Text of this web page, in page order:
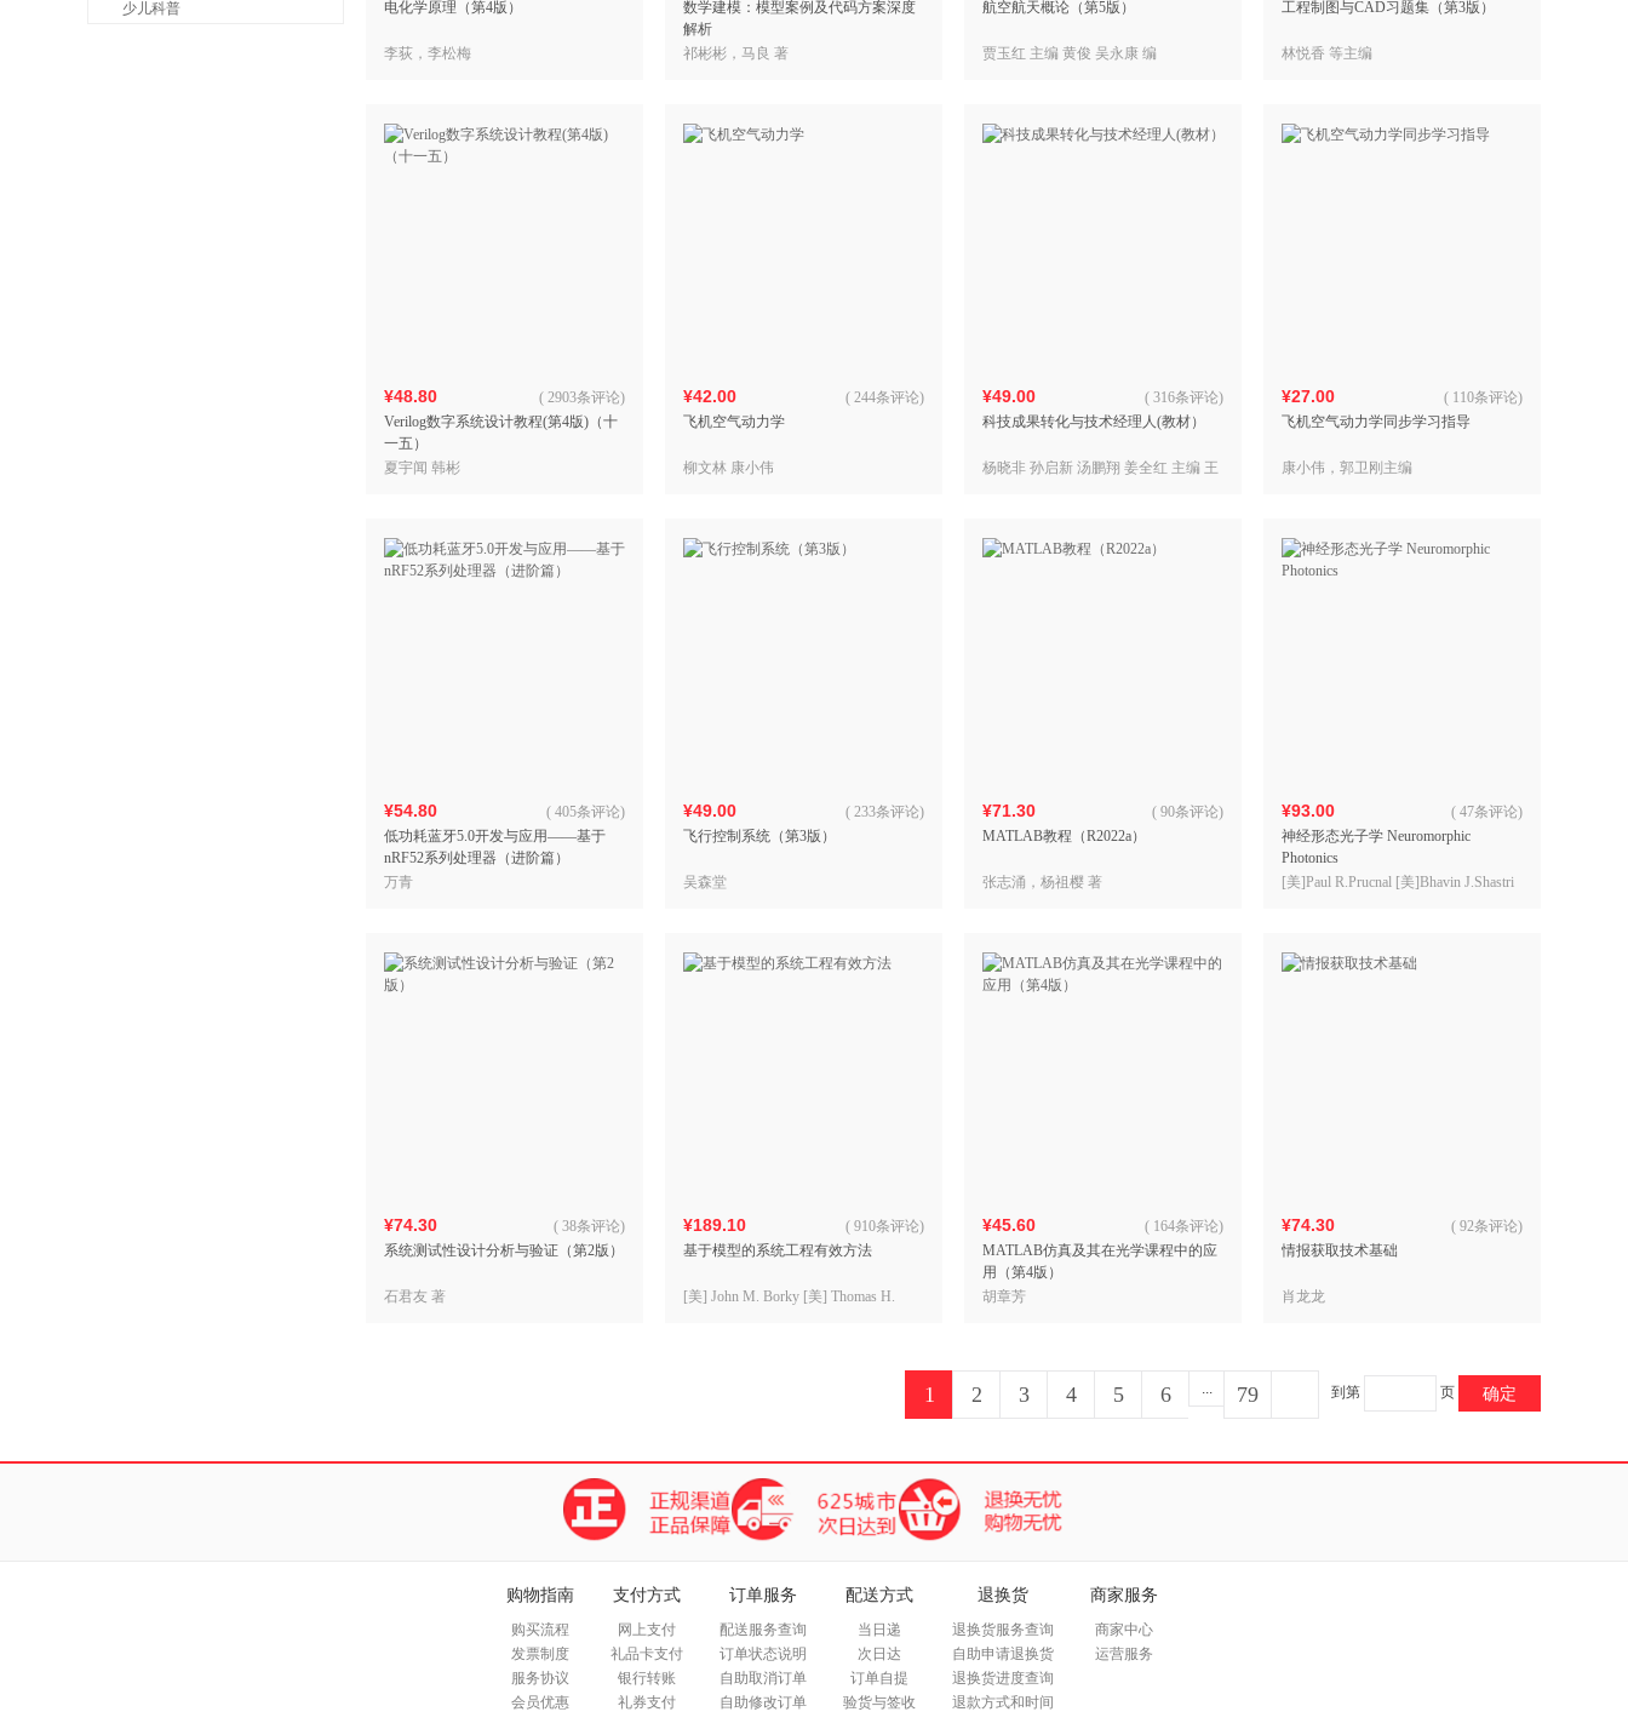
少儿科普
电化学原理（第4版）
李荻，李松梅
数学建模：模型案例及代码方案深度
解析
祁彬彬，马良 著
航空航天概论（第5版）
贾玉红 主编 黄俊 吴永康 编
工程制图与CAD习题集（第3版）
林悦香 等主编
¥48.80
Verilog数字系统设计教程(第4版)（十
一五）
( 2903条评论)
夏宇闻 韩彬
¥42.00
飞机空气动力学
( 244条评论)
柳文林 康小伟
¥49.00
科技成果转化与技术经理人(教材）
( 316条评论)
杨晓非 孙启新 汤鹏翔 姜全红 主编 王
¥27.00
飞机空气动力学同步学习指导
( 110条评论)
康小伟，郭卫刚主编
¥54.80
低功耗蓝牙5.0开发与应用——基于
nRF52系列处理器（进阶篇）
( 405条评论)
万青
¥49.00
飞行控制系统（第3版）
( 233条评论)
吴森堂
¥71.30
MATLAB教程（R2022a）
( 90条评论)
张志涌，杨祖樱 著
¥93.00
神经形态光子学 Neuromorphic
Photonics
( 47条评论)
[美]Paul R.Prucnal [美]Bhavin J.Shastri
¥74.30
系统测试性设计分析与验证（第2版）
( 38条评论)
石君友 著
¥189.10
基于模型的系统工程有效方法
( 910条评论)
[美] John M. Borky [美] Thomas H.
¥45.60
MATLAB仿真及其在光学课程中的应
用（第4版）
( 164条评论)
胡章芳
¥74.30
情报获取技术基础
( 92条评论)
肖龙龙
到第 页 确定
1 2 3 4 5 6 ... 79
购物指南
购买流程
发票制度
服务协议
会员优惠
支付方式
网上支付
礼品卡支付
银行转账
礼券支付
订单服务
配送服务查询
订单状态说明
自助取消订单
自助修改订单
配送方式
当日递
次日达
订单自提
验货与签收
退换货
退换货服务查询
自助申请退换货
退换货进度查询
退款方式和时间
商家服务
商家中心
运营服务